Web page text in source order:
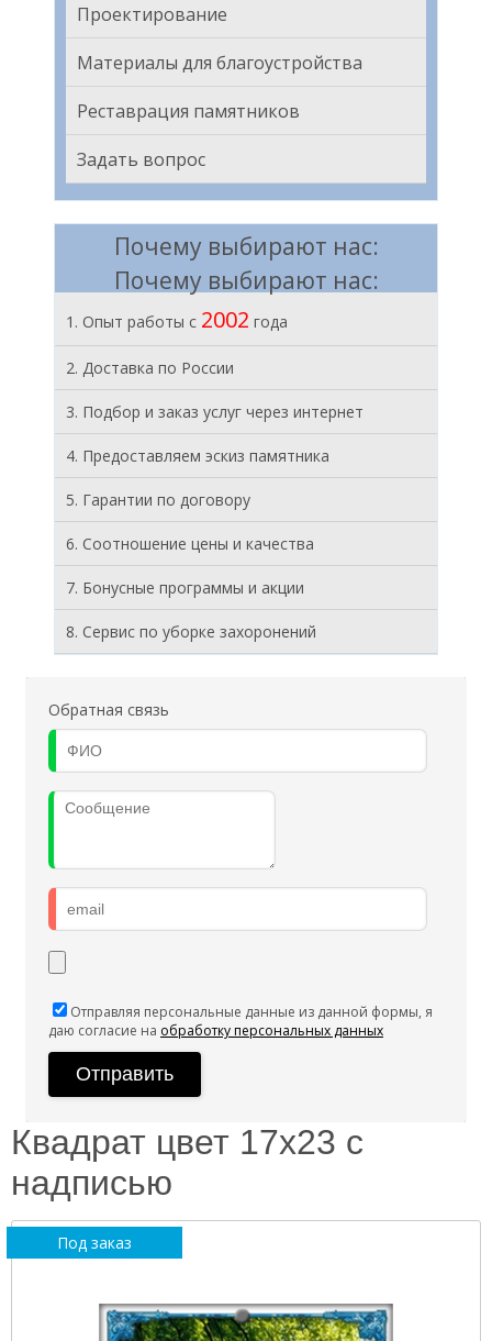
Проектирование
Материалы для благоустройства
Реставрация памятников
Задать вопрос
Почему выбирают нас:
Почему выбирают нас:
1. Опыт работы с 2002 года
2. Доставка по России
3. Подбор и заказ услуг через интернет
4. Предоставляем эскиз памятника
5. Гарантии по договору
6. Соотношение цены и качества
7. Бонусные программы и акции
8. Cервис по уборке захоронений
Обратная связь
Отправляя персональные данные из данной формы, я
даю согласие на обработку персональных данных
Квадрат цвет 17х23 с
надписью
Под заказ